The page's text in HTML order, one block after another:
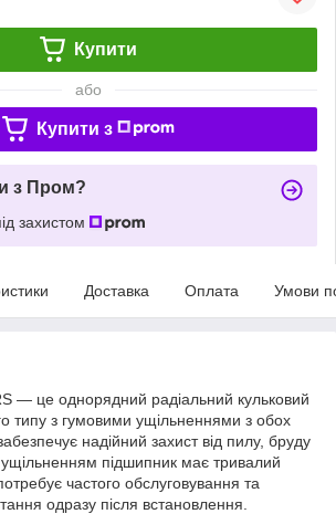
Купити
або
Купити з
з Пром?
захистом
Доставка Оплата Умови
— це однорядний радіальний кульковий
типу з гумовими ущільненнями з обох
надійний захист від пилу, бруду
підшипник має тривалий
частого обслуговування та
одразу після встановлення.